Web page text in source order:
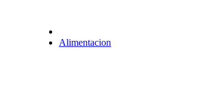
Alimentacion